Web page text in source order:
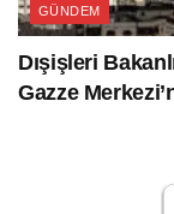
GÜNDEM
Dışişleri
Gazze